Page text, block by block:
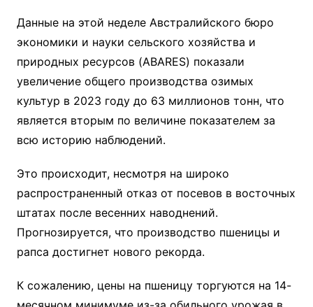
Данные на этой неделе Австралийского бюро
экономики и науки сельского хозяйства и
природных ресурсов (ABARES) показали
увеличение общего производства озимых
культур в 2023 году до 63 миллионов тонн, что
является вторым по величине показателем за
всю историю наблюдений.
Это происходит, несмотря на широко
распространенный отказ от посевов в восточных
штатах после весенних наводнений.
Прогнозируется, что производство пшеницы и
рапса достигнет нового рекорда.
К сожалению, цены на пшеницу торгуются на 14-